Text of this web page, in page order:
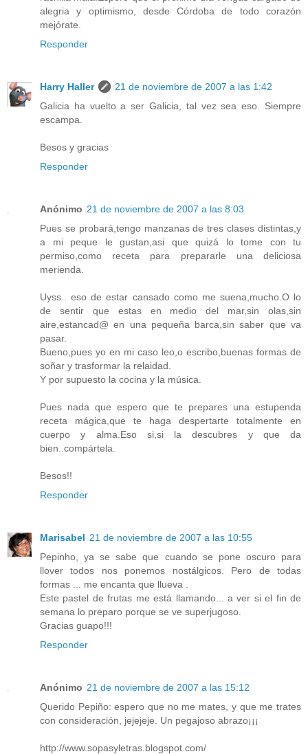
alegria y optimismo, desde Córdoba de todo corazón
mejórate.
Responder
Harry Haller
21 de noviembre de 2007 a las 1:42
Galicia ha vuelto a ser Galicia, tal vez sea eso. Siempre
escampa.
Besos y gracias
Responder
Anónimo 21 de noviembre de 2007 a las 8:03
Pues se probará,tengo manzanas de tres clases distintas,y
a mi peque le gustan,asi que quizá lo tome con tu
permiso,como receta para prepararle una deliciosa
merienda.
Uyss.. eso de estar cansado como me suena,mucho.O lo
de sentir que estas en medio del mar,sin olas,sin
aire,estancad@ en una pequeña barca,sin saber que va
pasar.
Bueno,pues yo en mi caso leo,o escribo,buenas formas de
soñar y trasformar la relaidad.
Y por supuesto la cocina y la música.
Pues nada que espero que te prepares una estupenda
receta mágica,que te haga despertarte totalmente en
cuerpo y alma.Eso si,si la descubres y que da
bien..compártela.
Besos!!
Responder
Marisabel 21 de noviembre de 2007 a las 10:55
Pepinho, ya se sabe que cuando se pone oscuro para
llover todos nos ponemos nostálgicos. Pero de todas
formas ... me encanta que llueva .
Este pastel de frutas me está llamando... a ver si el fin de
semana lo preparo porque se ve superjugoso.
Gracias guapo!!!
Responder
Anónimo 21 de noviembre de 2007 a las 15:12
Querido Pepiño: espero que no me mates, y que me trates
con consideración, jejejeje. Un pegajoso abrazo¡¡¡
http://www.sopasyletras.blogspot.com/